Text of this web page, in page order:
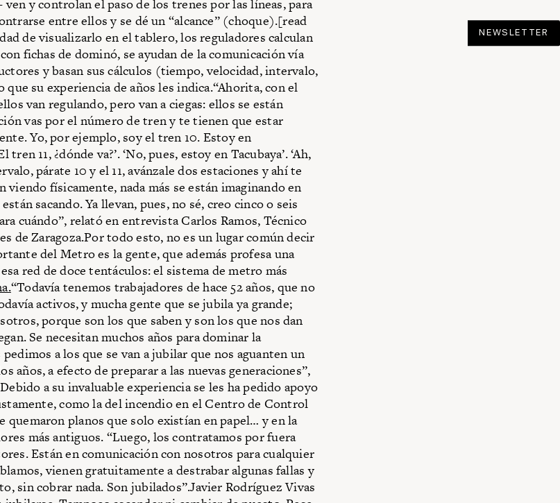
y controlan el paso de los trenes por las líneas, para
entre ellos y se dé un “alcance” (choque).[read
de visualizarlo en el tablero, los reguladores calculan
fichas de dominó, se ayudan de la comunicación vía
y basan sus cálculos (tiempo, velocidad, intervalo,
su experiencia de años les indica.“Ahorita, con el
van regulando, pero van a ciegas: ellos se están
vas por el número de tren y te tienen que estar
Yo, por ejemplo, soy el tren 10. Estoy en
11, ¿dónde va?’. ‘No, pues, estoy en Tacubaya’. ‘Ah,
párate 10 y el 11, avánzale dos estaciones y ahí te
viendo físicamente, nada más se están imaginando en
sacando. Ya llevan, pues, no sé, creo cinco o seis
cuándo”, relató en entrevista Carlos Ramos, Técnico
de Zaragoza.Por todo esto, no es un lugar común decir
del Metro es la gente, que además profesa una
red de doce tentáculos: el sistema de metro más
“Todavía tenemos trabajadores de hace 52 años, que no
activos, y mucha gente que se jubila ya grande;
porque son los que saben y son los que nos dan
Se necesitan muchos años para dominar la
a los que se van a jubilar que nos aguanten un
años, a efecto de preparar a las nuevas generaciones”,
a su invaluable experiencia se les ha pedido apoyo
como la del incendio en el Centro de Control
quemaron planos que solo existían en papel… y en la
más antiguos. “Luego, los contratamos por fuera
Están en comunicación con nosotros para cualquier
vienen gratuitamente a destrabar algunas fallas y
sin cobrar nada. Son jubilados”.Javier Rodríguez Vivas
NEWSLETTER